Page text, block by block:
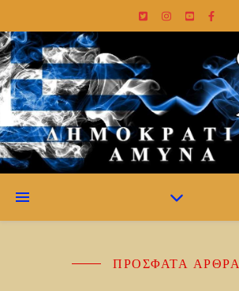
ΠΡΌΣΦΑΤΑ ΆΡΘΡΑ